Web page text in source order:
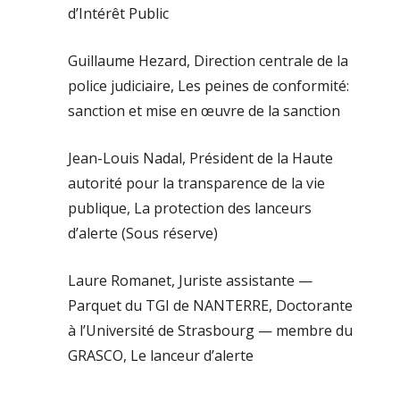
d’Intérêt Public
Guillaume Hezard, Direction centrale de la
police judiciaire, Les peines de conformité:
sanction et mise en œuvre de la sanction
Jean-Louis Nadal, Président de la Haute
autorité pour la transparence de la vie
publique, La protection des lanceurs
d’alerte (Sous réserve)
Laure Romanet, Juriste assistante —
Parquet du TGI de NANTERRE, Doctorante
à l’Université de Strasbourg — membre du
GRASCO, Le lanceur d’alerte